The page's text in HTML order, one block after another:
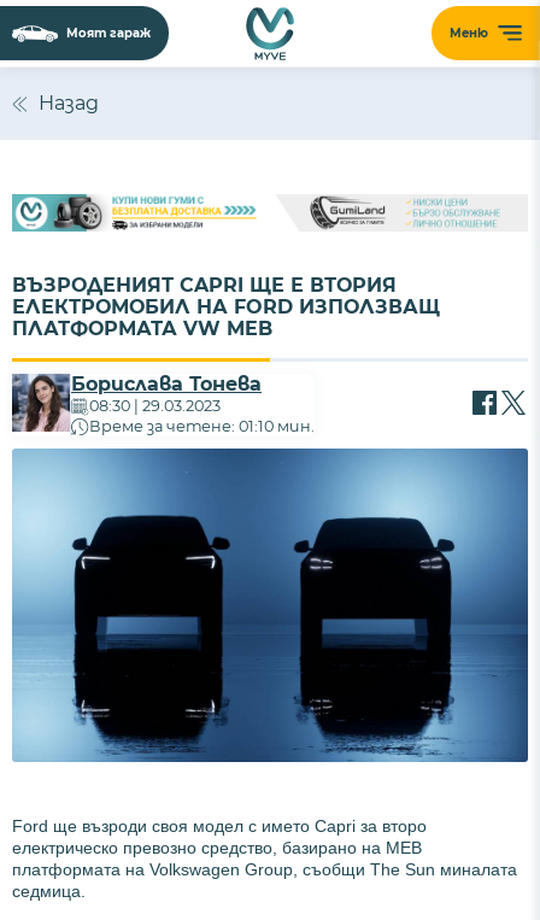
Меню
Моят гараж
Назад
ВЪЗРОДЕНИЯТ CAPRI ЩЕ Е ВТОРИЯ
ЕЛЕКТРОМОБИЛ НА FORD ИЗПОЛЗВАЩ
ПЛАТФОРМАТА VW MEB
Борислава Тонева
08:30 | 29.03.2023
Време за четене: 01:10 мин.
Ford ще възроди своя модел с името Capri за второ
електрическо превозно средство, базирано на MEB
платформата на Volkswagen Group, съобщи The Sun миналата
седмица.